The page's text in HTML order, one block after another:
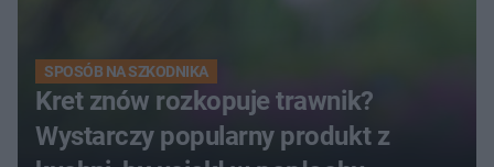
SPOSÓB NA SZKODNIKA
Kret znów rozkopuje trawnik?
Wystarczy popularny produkt z